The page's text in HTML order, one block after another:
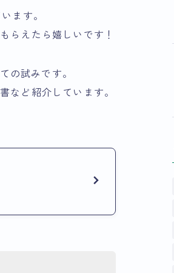
ます。
らえたら嬉しいです！
の試みです。
など紹介しています。